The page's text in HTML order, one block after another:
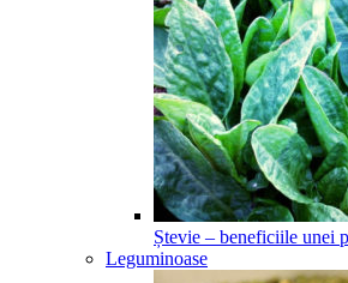
Ștevie – beneficiile unei
Leguminoase